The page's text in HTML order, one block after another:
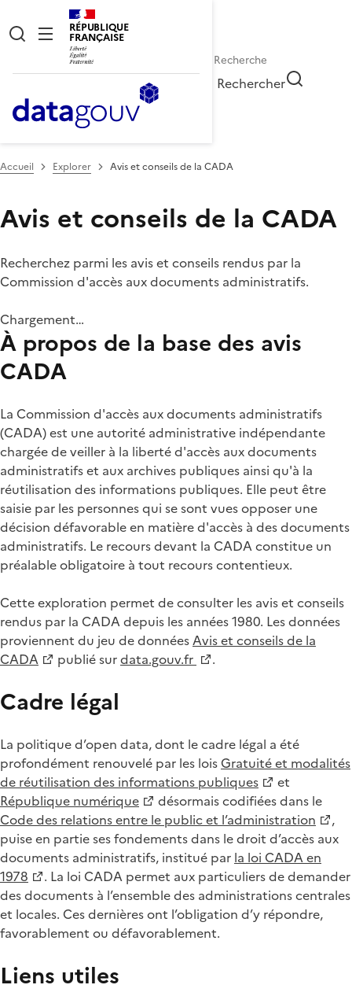
RÉPUBLIQUE
FRANÇAISE
Rechercher
Accueil Explorer Avis et conseils de la CADA
Avis et conseils de la CADA
Recherchez parmi les avis et conseils rendus par la
Commission d'accès aux documents administratifs.
Chargement…
À propos de la base des avis
CADA
La Commission d'accès aux documents administratifs
(CADA) est une autorité administrative indépendante
chargée de veiller à la liberté d'accès aux documents
administratifs et aux archives publiques ainsi qu'à la
réutilisation des informations publiques. Elle peut être
saisie par les personnes qui se sont vues opposer une
décision défavorable en matière d'accès à des documents
administratifs. Le recours devant la CADA constitue un
préalable obligatoire à tout recours contentieux.
Cette exploration permet de consulter les avis et conseils
rendus par la CADA depuis les années 1980. Les données
proviennent du jeu de donnéesAvis et conseils de la
CADA
publié surdata.gouv.fr .
Cadre légal
La politique d’open data, dont le cadre légal a été
profondément renouvelé par les loisGratuité et modalités
de réutilisation des informations publiques
et
République numérique
désormais codifiées dans le
Code des relations entre le public et l’administration
,
puise en partie ses fondements dans le droit d’accès aux
documents administratifs, institué par la loi CADA en
1978
. La loi CADA permet aux particuliers de demander
des documents à l’ensemble des administrations centrales
et locales. Ces dernières ont l’obligation d’y répondre,
favorablement ou défavorablement.
Liens utiles